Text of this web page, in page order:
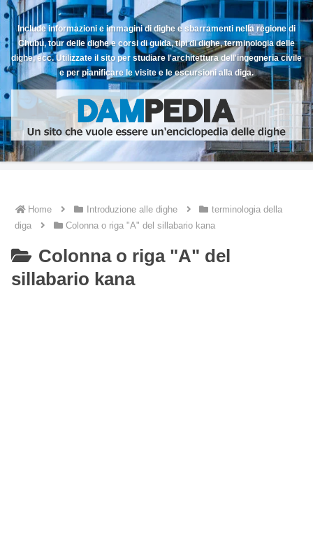
Include informazioni e immagini di dighe e sbarramenti nella regione di
Chubu, tour delle dighe e corsi di guida, tipi di dighe, terminologia delle
dighe, ecc. Utilizzate il sito per studiare l'architettura dell'ingegneria civile
e per pianificare le visite e le escursioni alla diga.
Home Introduzione alle dighe
terminologia della
diga
Colonna o riga "A" del sillabario kana
Colonna o riga "A" del
sillabario kana